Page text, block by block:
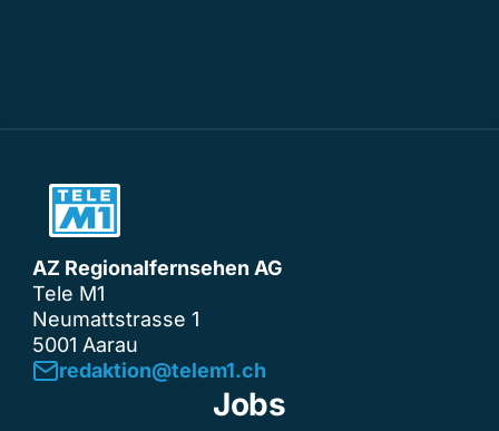
AZ Regionalfernsehen AG
Tele M1
Neumattstrasse 1
5001 Aarau
redaktion@telem1.ch
Jobs